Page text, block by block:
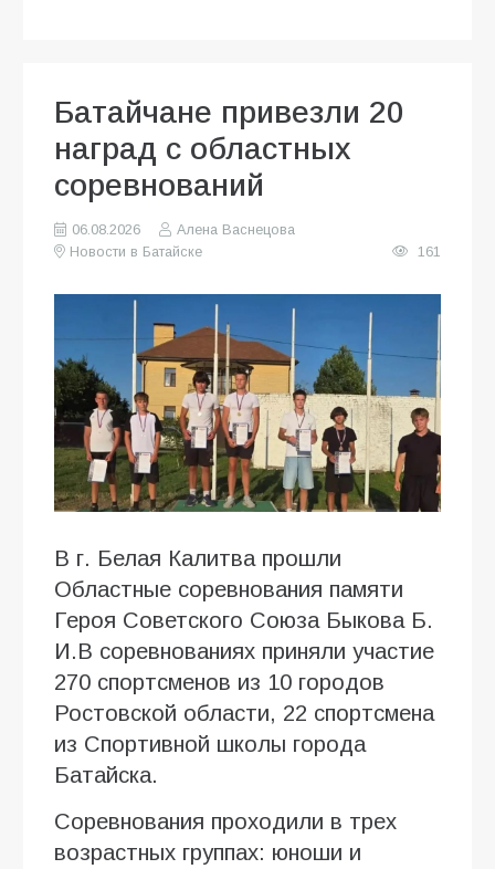
Батайчане привезли 20
наград с областных
соревнований
06.08.2026
Алена Васнецова
Новости в Батайске
161
В г. Белая Калитва прошли
Областные соревнования памяти
Героя Советского Союза Быкова Б.
И.В соревнованиях приняли участие
270 спортсменов из 10 городов
Ростовской области, 22 спортсмена
из Спортивной школы города
Батайска.
Соревнования проходили в трех
возрастных группах: юноши и